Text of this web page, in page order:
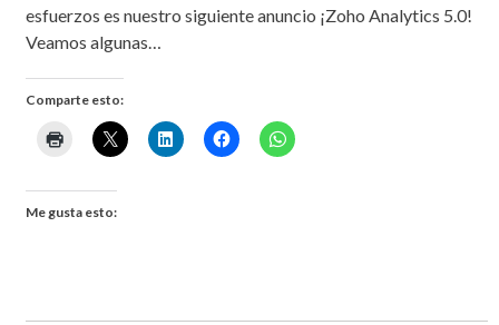
esfuerzos es nuestro siguiente anuncio ¡Zoho Analytics 5.0!
Veamos algunas…
Comparte esto:
Me gusta esto: